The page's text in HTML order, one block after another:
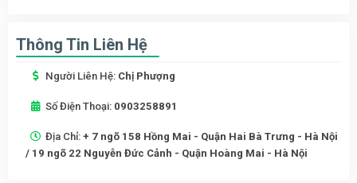
Thông Tin Liên Hệ
Người Liên Hệ: Chị Phượng
Số Điện Thoại: 0903258891
Địa Chỉ: + 7 ngõ 158 Hồng Mai - Quận Hai Bà Trưng - Hà Nội
/ 19 ngõ 22 Nguyễn Đức Cảnh - Quận Hoàng Mai - Hà Nội